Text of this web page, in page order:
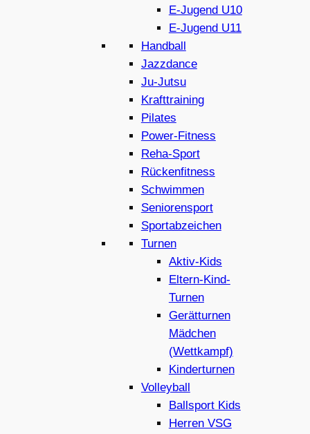
E-Jugend U10
E-Jugend U11
Handball
Jazzdance
Ju-Jutsu
Krafttraining
Pilates
Power-Fitness
Reha-Sport
Rückenfitness
Schwimmen
Seniorensport
Sportabzeichen
Turnen
Aktiv-Kids
Eltern-Kind-
Turnen
Gerätturnen
Mädchen
(Wettkampf)
Kinderturnen
Volleyball
Ballsport Kids
Herren VSG